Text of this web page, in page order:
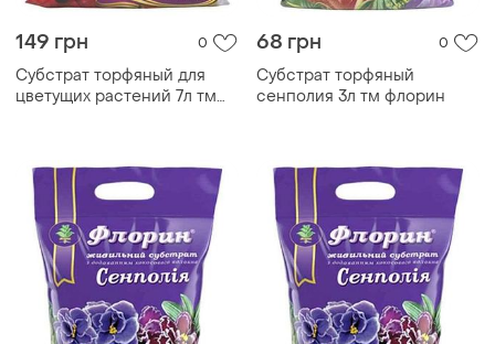
149 грн 0
Субстрат торфяный для
цветущих растений 7л тм
68 грн 0
Субстрат торфяный
сенполия 3л тм флорин